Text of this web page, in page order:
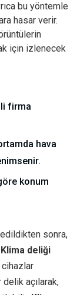
bu yöntemle
hasar verir.
için izlenecek
firma
hava
konum
sonra,
Klima deliği
cihazlar
açılarak,